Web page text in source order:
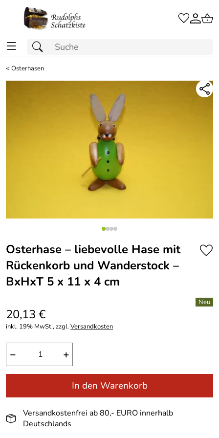
<Osterhasen
Osterhase – liebevolle Hase mit
Rückenkorb und Wanderstock –
BxHxT 5 x 11 x 4 cm
20,13 €
inkl. 19% MwSt., zzgl.Versandkosten
− +
In den Warenkorb
Versandkostenfrei ab 80,- EURO innerhalb
Deutschlands